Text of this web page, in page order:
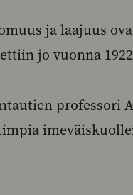
ja laajuus
jo vuonna
professori